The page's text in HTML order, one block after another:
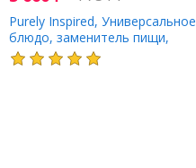
Purely Inspired, Универсальное
блюдо, заменитель пищи,
восхитительный шоколад, 590
г (1,30 фунта)